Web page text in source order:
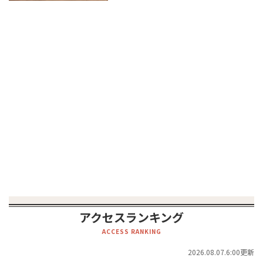
アクセスランキング
ACCESS RANKING
2026.08.07.6:00更新